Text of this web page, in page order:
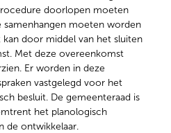
doorlopen moeten
samenhangen moeten worden
door middel van het sluiten
Met deze overeenkomst
Er worden in deze
vastgelegd voor het
besluit. De gemeenteraad is
het planologisch
de ontwikkelaar.